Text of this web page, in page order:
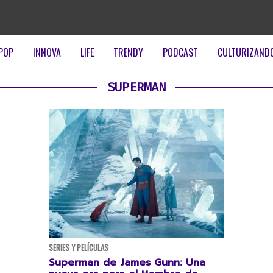
INNOVA LIFE TRENDY PODCAST
SUPERMAN
SERIES Y PELÍCULAS
Superman de James Gunn: Una